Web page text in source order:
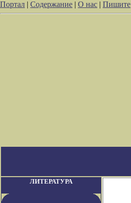
Портал | Содержание | О нас | Пишите
ЛИТЕРАТУРА